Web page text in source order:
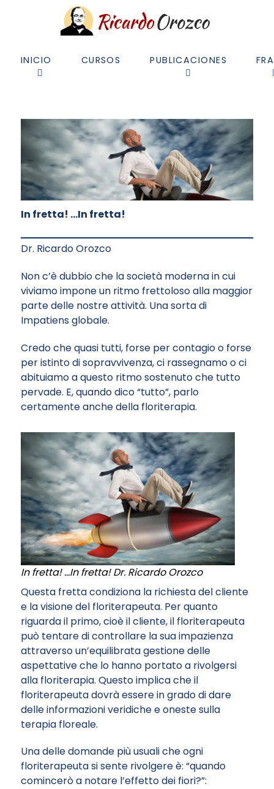
INICIO CURSOS PUBLICACIONES
In fretta! …In fretta!
Dr. Ricardo Orozco
Non c’è dubbio che la società moderna in cui
viviamo impone un ritmo frettoloso alla maggior
parte delle nostre attività. Una sorta di
Impatiens globale.
Credo che quasi tutti, forse per contagio o forse
per istinto di sopravvivenza, ci rassegnamo o ci
abituiamo a questo ritmo sostenuto che tutto
pervade. E, quando dico “tutto”, parlo
certamente anche della floriterapia.
In fretta! …In fretta! Dr. Ricardo Orozco
Questa fretta condiziona la richiesta del cliente
e la visione del floriterapeuta. Per quanto
riguarda il primo, cioè il cliente, il floriterapeuta
può tentare di controllare la sua impazienza
attraverso un’equilibrata gestione delle
aspettative che lo hanno portato a rivolgersi
alla floriterapia. Questo implica che il
floriterapeuta dovrà essere in grado di dare
delle informazioni veridiche e oneste sulla
terapia floreale.
Una delle domande più usuali che ogni
floriterapeuta si sente rivolgere è: “quando
comincerò a notare l’effetto dei fiori?”: